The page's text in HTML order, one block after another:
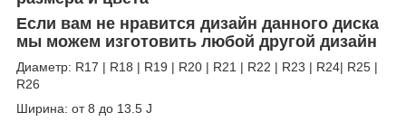
Если вам не нравится дизайн данного диска
мы можем изготовить любой другой дизайн
Диаметр: R17 | R18 | R19 | R20 | R21 | R22 | R23 | R24| R25 |
R26
Ширина: от 8 до 13.5 J